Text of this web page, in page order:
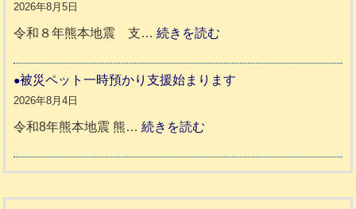
市
氷
城
市
市
ッ
ト
人
2026年8月5日
令和８年熊本地震 支…続きを読む
和
被災ペット一時預かり支援始まります
2026年8月4日
令和8年熊本地震 熊…続きを読む
災